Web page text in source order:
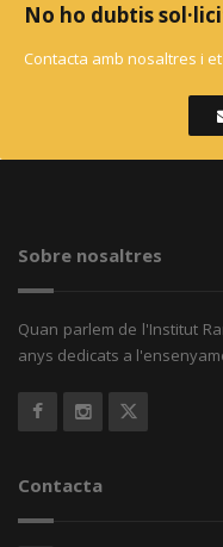
No ho dubtis
Contacta amb nosaltres i
Sobre nosaltres
Quan parlem de l'Institut
anys dedicats a
Contacta